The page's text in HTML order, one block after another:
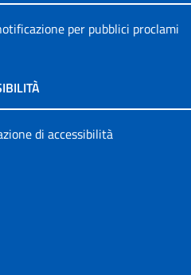
per pubblici proclami
di accessibilità